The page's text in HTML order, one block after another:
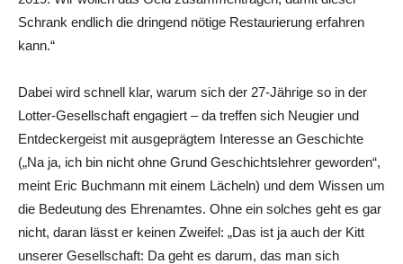
Schrank endlich die dringend nötige Restaurierung erfahren
kann.“
Dabei wird schnell klar, warum sich der 27-Jährige so in der
Lotter-Gesellschaft engagiert – da treffen sich Neugier und
Entdeckergeist mit ausgeprägtem Interesse an Geschichte
(„Na ja, ich bin nicht ohne Grund Geschichtslehrer geworden“,
meint Eric Buchmann mit einem Lächeln) und dem Wissen um
die Bedeutung des Ehrenamtes. Ohne ein solches geht es gar
nicht, daran lässt er keinen Zweifel: „Das ist ja auch der Kitt
unserer Gesellschaft: Da geht es darum, das man sich